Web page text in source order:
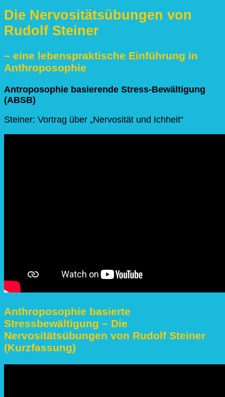
Die Nervositätsübungen von
Rudolf Steiner
– eine lebenspraktische Einführung in
Anthroposophie
Antroposophie basierende Stress-Bewältigung
(ABSB)
Steiner: Vortrag über „Nervosität und Ichheit“
Anthroposophie basierte
Stressbewältigung – Die
Nervositätsübungen von Rudolf Steiner
(Kurzfassung)